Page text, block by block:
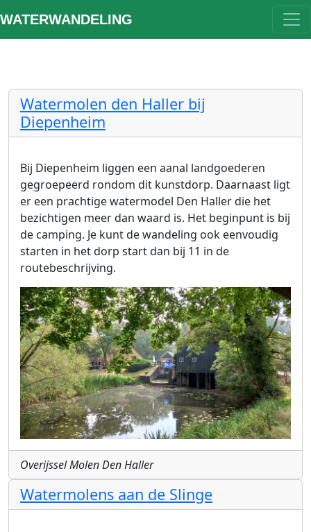
WATERWANDELING
Watermolen den Haller bij
Diepenheim
Bij Diepenheim liggen een aanal landgoederen
gegroepeerd rondom dit kunstdorp. Daarnaast ligt
er een prachtige watermodel Den Haller die het
bezichtigen meer dan waard is. Het beginpunt is bij
de camping. Je kunt de wandeling ook eenvoudig
starten in het dorp start dan bij 11 in de
routebeschrijving.
Overijssel Molen Den Haller
Watermolens aan de Slinge